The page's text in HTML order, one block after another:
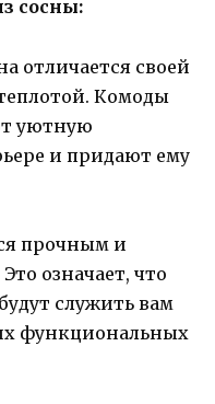
сосны:
отличается своей
Комоды
уютную
и придают ему
прочным и
означает, что
служить вам
функциональных